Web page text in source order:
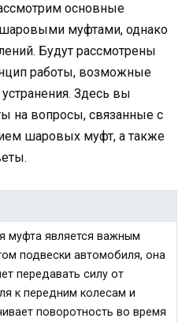
основные
муфтами, однако
Будут рассмотрены
работы, возможные
Здесь вы
на вопросы, связанные с
шаровых муфт, а также
муфта является важным
подвески автомобиля, она
передавать силу от
к передним колесам и
поворотность во время